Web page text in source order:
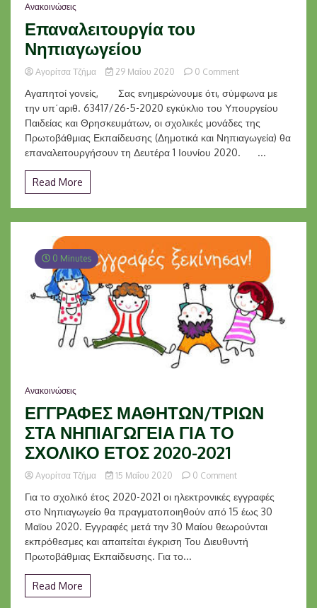
Ανακοινώσεις
Επαναλειτουργία του
Νηπιαγωγείου
Αγορίτσα Τζήμα 29 Μαΐου 2020 0 Commenton
του
Νηπιαγωγείου
Αγαπητοί γονείς, Σας ενημερώνουμε ότι, σύμφωνα με
την υπ΄αριθ. 63417/26-5-2020 εγκύκλιο του Υπουργείου
Παιδείας και Θρησκευμάτων, οι σχολικές μονάδες της
Πρωτοβάθμιας Εκπαίδευσης (Δημοτικά και Νηπιαγωγεία) θα
επαναλειτουργήσουν τη Δευτέρα 1 Ιουνίου 2020. ...
Read More
0 Minutes
Ανακοινώσεις
ΕΓΓΡΑΦΕΣ ΜΑΘΗΤΩΝ/ΤΡΙΩΝ
ΣΤΑ ΝΗΠΙΑΓΩΓΕΙΑ ΓΙΑ ΤΟ
ΣΧΟΛΙΚΟ ΕΤΟΣ 2020-2021
Αγορίτσα Τζήμα 15 Μαΐου 2020 0 Commenton
ΜΑΘΗΤΩΝ/
ΤΡΙΩΝ
ΣΤΑ
ΝΗΠΙΑΓΩΓΕΙΑ
ΓΙΑ
Για το σχολικό έτος 2020-2021 οι ηλεκτρονικές εγγραφές
στο Νηπιαγωγείο θα πραγματοποιηθούν από 15 έως 30
Μαϊου 2020. Εγγραφές μετά την 30 Μαίου θεωρούνται
εκπρόθεσμες και απαιτείται έγκριση Του Διευθυντή
Πρωτοβάθμιας Εκπαίδευσης. Για το...
Read More